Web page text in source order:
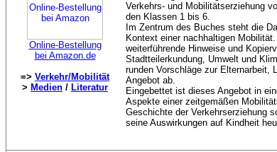
Online-Bestellung
bei Amazon.de
=> Verkehr/Mobilität
> Medien / Literatur
Verkehrs- und Mobilitätserziehung
den Klassen 1 bis 6.
Im Zentrum des Buches steht die
Kontext einer nachhaltigen
weiterführende Hinweise und
Stadtteilerkundung, Umwelt und
runden Vorschläge zur Elternarbeit,
Angebot ab.
Eingebettet ist dieses Angebot in
Aspekte einer zeitgemäßen
Geschichte der Verkehrserziehung
seine Auswirkungen auf Kindheit